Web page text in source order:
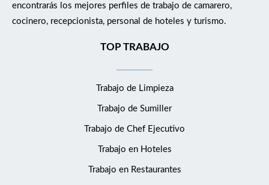
encontrarás los mejores perfiles de trabajo de camarero,
cocinero, recepcionista, personal de hoteles y turismo.
TOP TRABAJO
Trabajo de Limpieza
Trabajo de Sumiller
Trabajo de Chef Ejecutivo
Trabajo en Hoteles
Trabajo en Restaurantes